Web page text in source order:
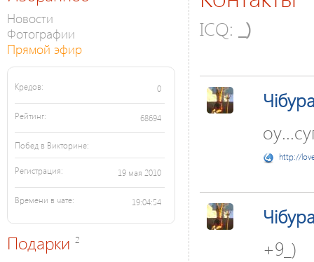
Новости
Фотографии
Прямой эфир
Кредов: 0
Рейтинг: 68694
Побед в Викторине:
Регистрация: 19 мая 2010
Времени в чате: 19:04:54
Подарки 2
ICQ: _)
http://
+9_)